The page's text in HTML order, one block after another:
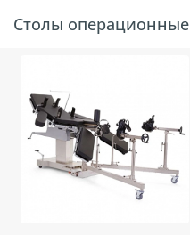
Столы операционные